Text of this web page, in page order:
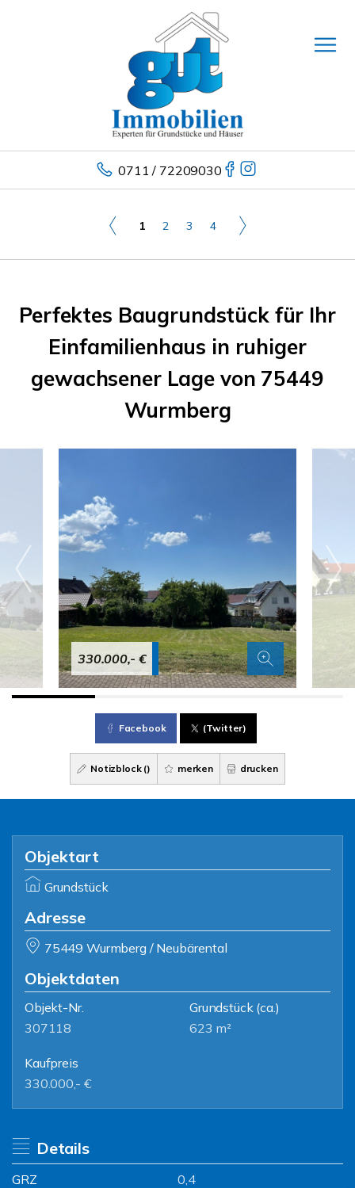
0711 / 72209030
1 2 3 4
Perfektes Baugrundstück für Ihr
Einfamilienhaus in ruhiger
gewachsener Lage von 75449
Wurmberg
330.000,- €
Facebook (Twitter)
Notizblock () merken drucken
Objektart
Grundstück
Adresse
75449 Wurmberg / Neubärental
Objektdaten
Objekt-Nr.
307118
Grundstück(ca.)
623 m²
Kaufpreis
330.000,- €
Details
GRZ
0,4